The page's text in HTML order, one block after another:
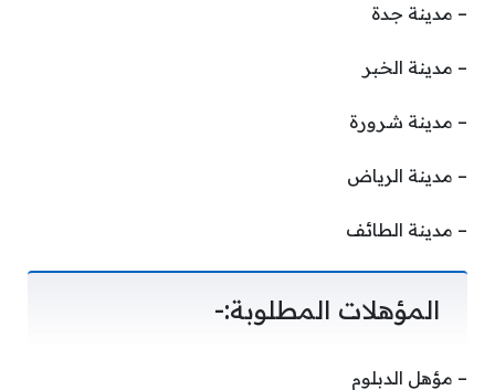
– مدينة جدة
– مدينة الخبر
– مدينة شرورة
– مدينة الرياض
– مدينة الطائف
المؤهلات المطلوبة:-
– مؤهل الدبلوم